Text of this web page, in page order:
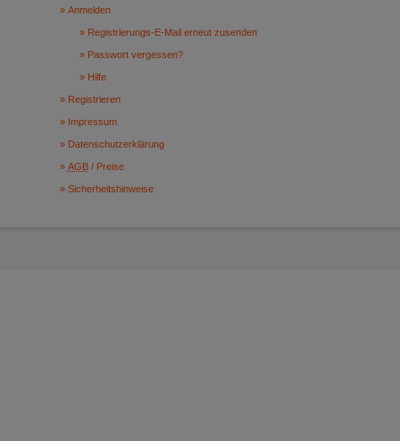
Anmelden
Registrierungs-E-Mail erneut zusenden
Passwort vergessen?
Hilfe
Registrieren
Impressum
Datenschutzerklärung
AGB/ Preise
Sicherheitshinweise